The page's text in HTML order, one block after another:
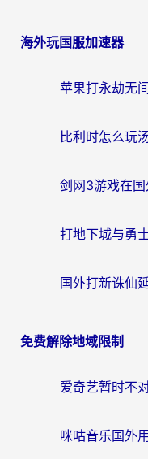
海外玩国服加速器
免费解除地域限制